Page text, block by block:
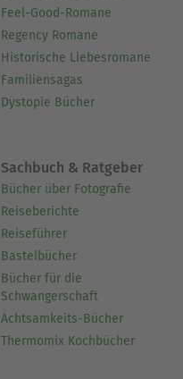
Feel-Good-Romane
Regency Romane
Historische Liebesromane
Familiensagas
Dystopie Bücher
Sachbuch & Ratgeber
Bücher über Fotografie
Reiseberichte
Reiseführer
Bastelbücher
Bücher für die
Schwangerschaft
Achtsamkeits-Bücher
Thermomix Kochbücher